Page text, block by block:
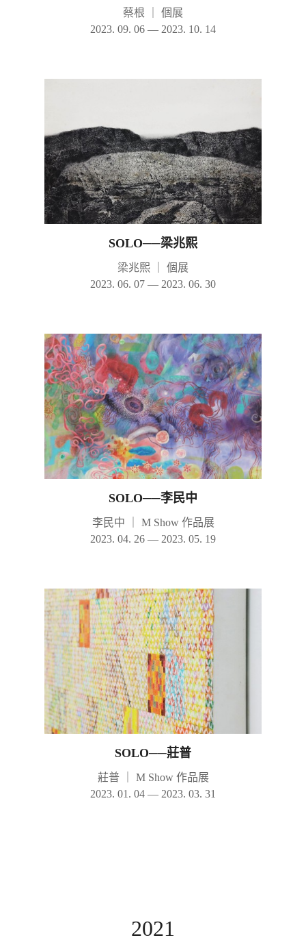
蔡根
個展
2023. 09. 06 — 2023. 10. 14
SOLO──梁兆熙
梁兆熙
個展
2023. 06. 07 — 2023. 06. 30
SOLO──李民中
李民中
M Show 作品展
2023. 04. 26 — 2023. 05. 19
SOLO──莊普
莊普
M Show 作品展
2023. 01. 04 — 2023. 03. 31
2021